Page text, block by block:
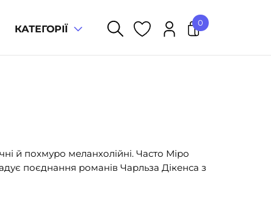
КАТЕГОРІЇ
0
У кошику немає товарів.
й похмуро меланхолійні. Часто Міро
поєднання романів Чарльза Дікенса з